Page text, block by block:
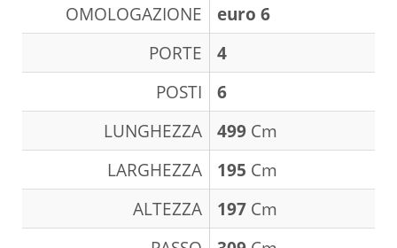
OMOLOGAZIONE
euro 6
PORTE
4
POSTI
6
LUNGHEZZA
499 Cm
LARGHEZZA
195 Cm
ALTEZZA
197 Cm